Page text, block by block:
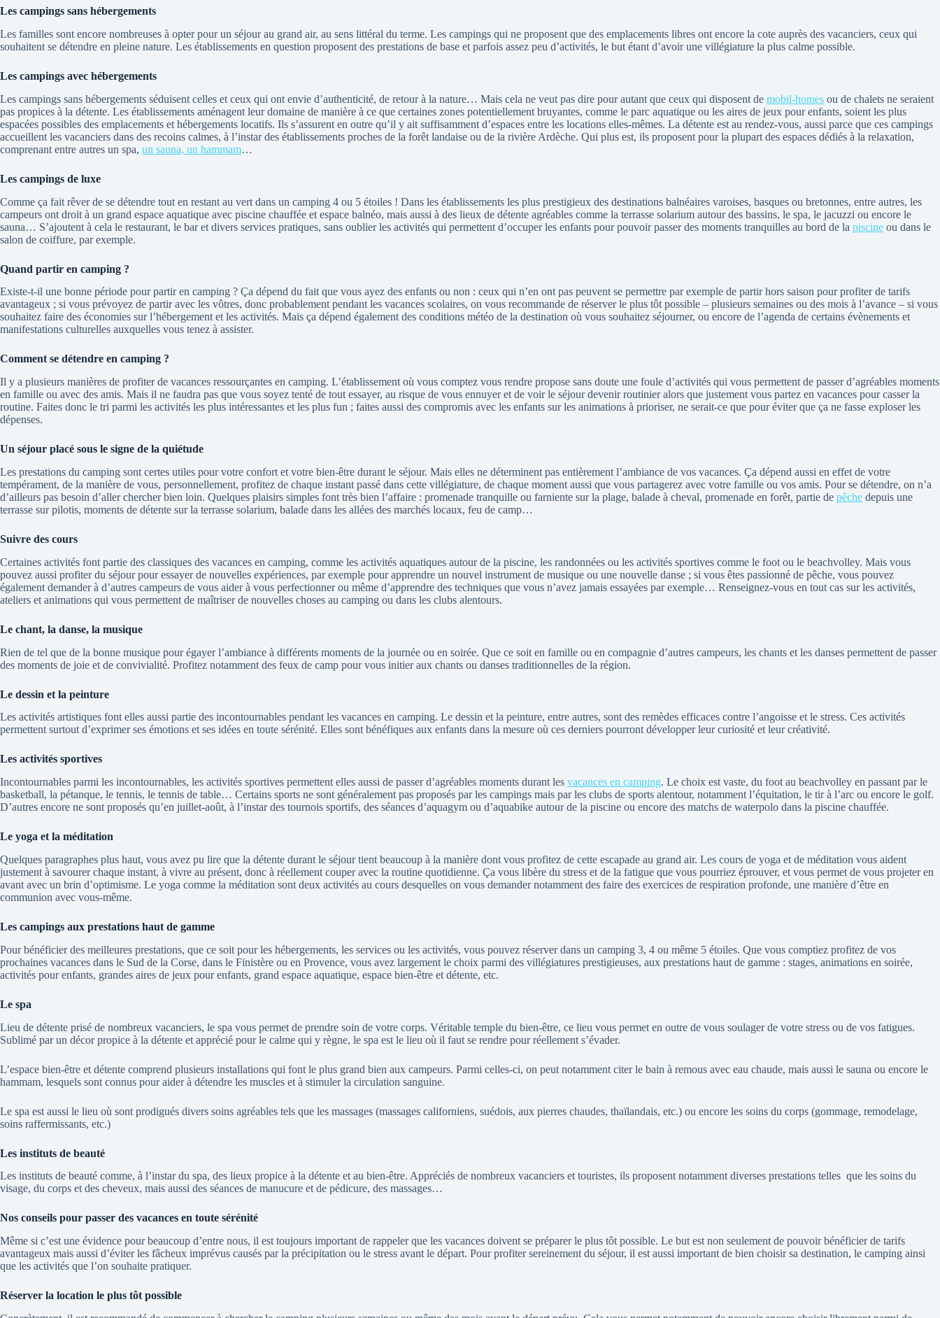
Les campings sans hébergements
Les familles sont encore nombreuses à opter pour un séjour au grand air, au sens littéral du terme. Les campings qui ne proposent que des emplacements libres ont encore la cote auprès des vacanciers, ceux qui
souhaitent se détendre en pleine nature. Les établissements en question proposent des prestations de base et parfois assez peu d’activités, le but étant d’avoir une villégiature la plus calme possible.
Les campings avec hébergements
Les campings sans hébergements séduisent celles et ceux qui ont envie d’authenticité, de retour à la nature… Mais cela ne veut pas dire pour autant que ceux qui disposent de mobil-homes ou de chalets ne seraient
pas propices à la détente. Les établissements aménagent leur domaine de manière à ce que certaines zones potentiellement bruyantes, comme le parc aquatique ou les aires de jeux pour enfants, soient les plus
espacées possibles des emplacements et hébergements locatifs. Ils s’assurent en outre qu’il y ait suffisamment d’espaces entre les locations elles-mêmes. La détente est au rendez-vous, aussi parce que ces campings
accueillent les vacanciers dans des recoins calmes, à l’instar des établissements proches de la forêt landaise ou de la rivière Ardèche. Qui plus est, ils proposent pour la plupart des espaces dédiés à la relaxation,
comprenant entre autres un spa, un sauna, un hammam…
Les campings de luxe
Comme ça fait rêver de se détendre tout en restant au vert dans un camping 4 ou 5 étoiles ! Dans les établissements les plus prestigieux des destinations balnéaires varoises, basques ou bretonnes, entre autres, les
campeurs ont droit à un grand espace aquatique avec piscine chauffée et espace balnéo, mais aussi à des lieux de détente agréables comme la terrasse solarium autour des bassins, le spa, le jacuzzi ou encore le
sauna… S’ajoutent à cela le restaurant, le bar et divers services pratiques, sans oublier les activités qui permettent d’occuper les enfants pour pouvoir passer des moments tranquilles au bord de la piscine ou dans le
salon de coiffure, par exemple.
Quand partir en camping ?
Existe-t-il une bonne période pour partir en camping ? Ça dépend du fait que vous ayez des enfants ou non : ceux qui n’en ont pas peuvent se permettre par exemple de partir hors saison pour profiter de tarifs
avantageux ; si vous prévoyez de partir avec les vôtres, donc probablement pendant les vacances scolaires, on vous recommande de réserver le plus tôt possible – plusieurs semaines ou des mois à l’avance – si vous
souhaitez faire des économies sur l’hébergement et les activités. Mais ça dépend également des conditions météo de la destination où vous souhaitez séjourner, ou encore de l’agenda de certains évènements et
manifestations culturelles auxquelles vous tenez à assister.
Comment se détendre en camping ?
Il y a plusieurs manières de profiter de vacances ressourçantes en camping. L’établissement où vous comptez vous rendre propose sans doute une foule d’activités qui vous permettent de passer d’agréables moments
en famille ou avec des amis. Mais il ne faudra pas que vous soyez tenté de tout essayer, au risque de vous ennuyer et de voir le séjour devenir routinier alors que justement vous partez en vacances pour casser la
routine. Faites donc le tri parmi les activités les plus intéressantes et les plus fun ; faites aussi des compromis avec les enfants sur les animations à prioriser, ne serait-ce que pour éviter que ça ne fasse exploser les
dépenses.
Un séjour placé sous le signe de la quiétude
Les prestations du camping sont certes utiles pour votre confort et votre bien-être durant le séjour. Mais elles ne déterminent pas entièrement l’ambiance de vos vacances. Ça dépend aussi en effet de votre
tempérament, de la manière de vous, personnellement, profitez de chaque instant passé dans cette villégiature, de chaque moment aussi que vous partagerez avec votre famille ou vos amis. Pour se détendre, on n’a
d’ailleurs pas besoin d’aller chercher bien loin. Quelques plaisirs simples font très bien l’affaire : promenade tranquille ou farniente sur la plage, balade à cheval, promenade en forêt, partie de pêche depuis une
terrasse sur pilotis, moments de détente sur la terrasse solarium, balade dans les allées des marchés locaux, feu de camp…
Suivre des cours
Certaines activités font partie des classiques des vacances en camping, comme les activités aquatiques autour de la piscine, les randonnées ou les activités sportives comme le foot ou le beachvolley. Mais vous
pouvez aussi profiter du séjour pour essayer de nouvelles expériences, par exemple pour apprendre un nouvel instrument de musique ou une nouvelle danse ; si vous êtes passionné de pêche, vous pouvez
également demander à d’autres campeurs de vous aider à vous perfectionner ou même d’apprendre des techniques que vous n’avez jamais essayées par exemple… Renseignez-vous en tout cas sur les activités,
ateliers et animations qui vous permettent de maîtriser de nouvelles choses au camping ou dans les clubs alentours.
Le chant, la danse, la musique
Rien de tel que de la bonne musique pour égayer l’ambiance à différents moments de la journée ou en soirée. Que ce soit en famille ou en compagnie d’autres campeurs, les chants et les danses permettent de passer
des moments de joie et de convivialité. Profitez notamment des feux de camp pour vous initier aux chants ou danses traditionnelles de la région.
Le dessin et la peinture
Les activités artistiques font elles aussi partie des incontournables pendant les vacances en camping. Le dessin et la peinture, entre autres, sont des remèdes efficaces contre l’angoisse et le stress. Ces activités
permettent surtout d’exprimer ses émotions et ses idées en toute sérénité. Elles sont bénéfiques aux enfants dans la mesure où ces derniers pourront développer leur curiosité et leur créativité.
Les activités sportives
Incontournables parmi les incontournables, les activités sportives permettent elles aussi de passer d’agréables moments durant les vacances en camping. Le choix est vaste, du foot au beachvolley en passant par le
basketball, la pétanque, le tennis, le tennis de table… Certains sports ne sont généralement pas proposés par les campings mais par les clubs de sports alentour, notamment l’équitation, le tir à l’arc ou encore le golf.
D’autres encore ne sont proposés qu’en juillet-août, à l’instar des tournois sportifs, des séances d’aquagym ou d’aquabike autour de la piscine ou encore des matchs de waterpolo dans la piscine chauffée.
Le yoga et la méditation
Quelques paragraphes plus haut, vous avez pu lire que la détente durant le séjour tient beaucoup à la manière dont vous profitez de cette escapade au grand air. Les cours de yoga et de méditation vous aident
justement à savourer chaque instant, à vivre au présent, donc à réellement couper avec la routine quotidienne. Ça vous libère du stress et de la fatigue que vous pourriez éprouver, et vous permet de vous projeter en
avant avec un brin d’optimisme. Le yoga comme la méditation sont deux activités au cours desquelles on vous demander notamment des faire des exercices de respiration profonde, une manière d’être en
communion avec vous-même.
Les campings aux prestations haut de gamme
Pour bénéficier des meilleures prestations, que ce soit pour les hébergements, les services ou les activités, vous pouvez réserver dans un camping 3, 4 ou même 5 étoiles. Que vous comptiez profitez de vos
prochaines vacances dans le Sud de la Corse, dans le Finistère ou en Provence, vous avez largement le choix parmi des villégiatures prestigieuses, aux prestations haut de gamme : stages, animations en soirée,
activités pour enfants, grandes aires de jeux pour enfants, grand espace aquatique, espace bien-être et détente, etc.
Le spa
Lieu de détente prisé de nombreux vacanciers, le spa vous permet de prendre soin de votre corps. Véritable temple du bien-être, ce lieu vous permet en outre de vous soulager de votre stress ou de vos fatigues.
Sublimé par un décor propice à la détente et apprécié pour le calme qui y règne, le spa est le lieu où il faut se rendre pour réellement s’évader.
L’espace bien-être et détente comprend plusieurs installations qui font le plus grand bien aux campeurs. Parmi celles-ci, on peut notamment citer le bain à remous avec eau chaude, mais aussi le sauna ou encore le
hammam, lesquels sont connus pour aider à détendre les muscles et à stimuler la circulation sanguine.
Le spa est aussi le lieu où sont prodigués divers soins agréables tels que les massages (massages californiens, suédois, aux pierres chaudes, thaïlandais, etc.) ou encore les soins du corps (gommage, remodelage,
soins raffermissants, etc.)
Les instituts de beauté
Les instituts de beauté comme, à l’instar du spa, des lieux propice à la détente et au bien-être. Appréciés de nombreux vacanciers et touristes, ils proposent notamment diverses prestations telles que les soins du
visage, du corps et des cheveux, mais aussi des séances de manucure et de pédicure, des massages…
Nos conseils pour passer des vacances en toute sérénité
Même si c’est une évidence pour beaucoup d’entre nous, il est toujours important de rappeler que les vacances doivent se préparer le plus tôt possible. Le but est non seulement de pouvoir bénéficier de tarifs
avantageux mais aussi d’éviter les fâcheux imprévus causés par la précipitation ou le stress avant le départ. Pour profiter sereinement du séjour, il est aussi important de bien choisir sa destination, le camping ainsi
que les activités que l’on souhaite pratiquer.
Réserver la location le plus tôt possible